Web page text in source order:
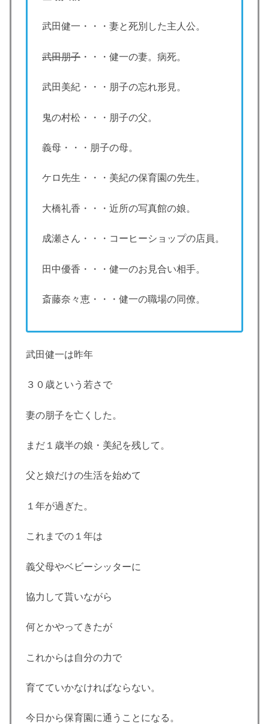
武田健一・・・妻と死別した主人公。
武田朋子 ・・・健一の妻。病死。
武田美紀・・・朋子の忘れ形見。
鬼の村松・・・朋子の父。
義母・・・朋子の母。
ケロ先生・・・美紀の保育園の先生。
大橋礼香・・・近所の写真館の娘。
成瀬さん・・・コーヒーショップの店員。
田中優香・・・健一のお見合い相手。
斎藤奈々恵・・・健一の職場の同僚。
武田健一は昨年
３０歳という若さで
妻の朋子を亡くした。
まだ１歳半の娘・美紀を残して。
父と娘だけの生活を始めて
１年が過ぎた。
これまでの１年は
義父母やベビーシッターに
協力して貰いながら
何とかやってきたが
これからは自分の力で
育てていかなければならない。
今日から保育園に通うことになる。